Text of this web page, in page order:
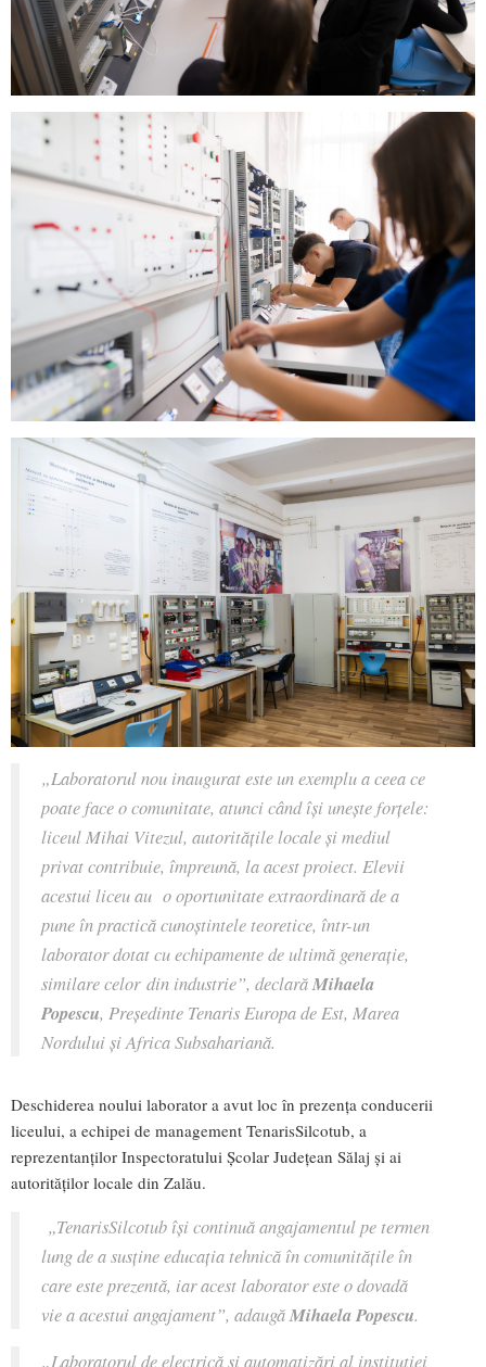
„Laboratorul nou inaugurat este un exemplu a ceea ce
poate face o comunitate, atunci când își unește forțele:
liceul Mihai Vitezul, autoritățile locale și mediul
privat contribuie, împreună, la acest proiect. Elevii
acestui liceu au o oportunitate extraordinară de a
pune în practică cunoștintele teoretice, într-un
laborator dotat cu echipamente de ultimă generație,
similare celor din industrie”, declarăMihaela
Popescu, Președinte Tenaris Europa de Est, Marea
Nordului și Africa Subsahariană.
Deschiderea noului laborator a avut loc în prezența conducerii
liceului, a echipei de management TenarisSilcotub, a
reprezentanților Inspectoratului Școlar Județean Sălaj și ai
autorităților locale din Zalău.
„TenarisSilcotub își continuă angajamentul pe termen
lung de a susține educația tehnică în comunitățile în
care este prezentă, iar acest laborator este o dovadă
vie a acestui angajament”, adaugăMihaela Popescu.
„Laboratorul de electrică și automatizări al instituției